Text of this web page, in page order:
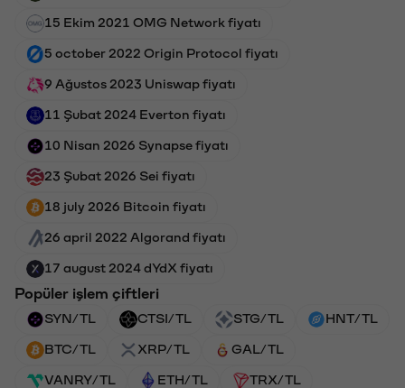
15 Ekim 2021 OMG Network fiyatı
5 october 2022 Origin Protocol fiyatı
9 Ağustos 2023 Uniswap fiyatı
11 Şubat 2024 Everton fiyatı
10 Nisan 2026 Synapse fiyatı
23 Şubat 2026 Sei fiyatı
18 july 2026 Bitcoin fiyatı
26 april 2022 Algorand fiyatı
17 august 2024 dYdX fiyatı
Popüler işlem çiftleri
SYN/TL CTSI/TL STG/TL HNT/TL
BTC/TL XRP/TL GAL/TL
VANRY/TL ETH/TL TRX/TL